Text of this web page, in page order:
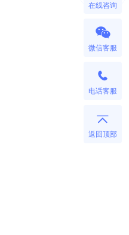
在线咨询
微信客服
电话客服
返回顶部